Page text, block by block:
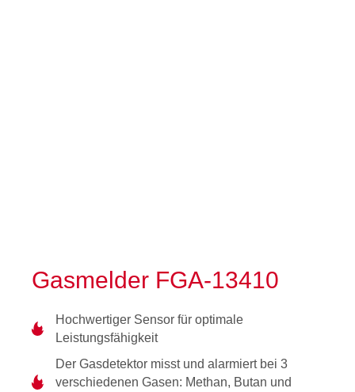
Gasmelder FGA-13410
Hochwertiger Sensor für optimale
Leistungsfähigkeit
Der Gasdetektor misst und alarmiert bei 3
verschiedenen Gasen: Methan, Butan und